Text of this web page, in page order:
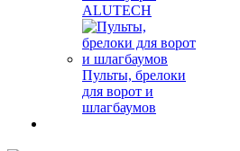
ALUTECH
Пульты, брелоки
для ворот и
шлагбаумов